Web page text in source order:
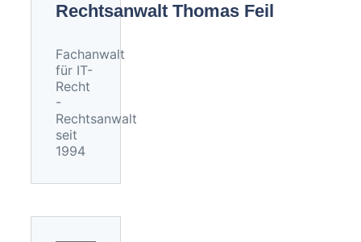
Rechtsanwalt Thomas Feil
Fachanwalt
für IT-
Recht
-
Rechtsanwalt
seit
1994